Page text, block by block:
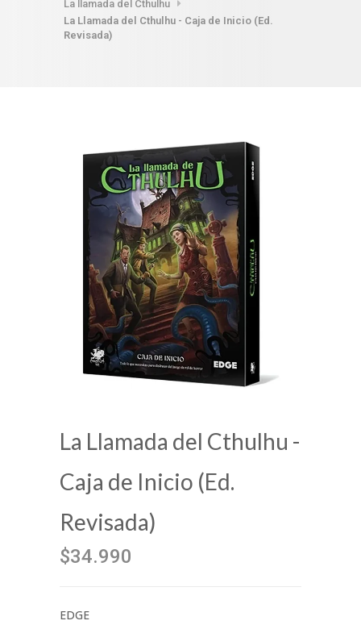
La llamada del Cthulhu
La Llamada del Cthulhu - Caja de Inicio (Ed.
Revisada)
La Llamada del Cthulhu -
Caja de Inicio (Ed.
Revisada)
$34.990
EDGE